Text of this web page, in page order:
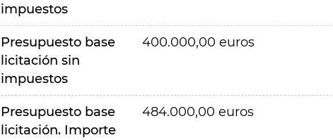
impuestos
Presupuesto base
licitación sin
impuestos
400.000,00 euros
Presupuesto base
licitación. Importe
484.000,00 euros